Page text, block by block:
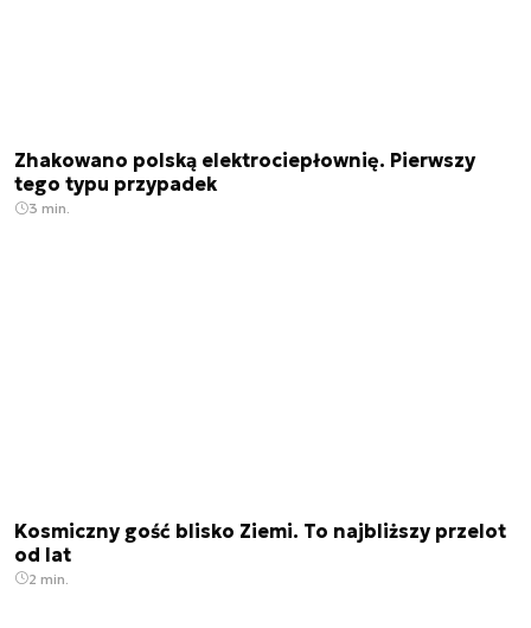
Zhakowano polską elektrociepłownię. Pierwszy
tego typu przypadek
3 min.
Kosmiczny gość blisko Ziemi. To najbliższy przelot
od lat
2 min.